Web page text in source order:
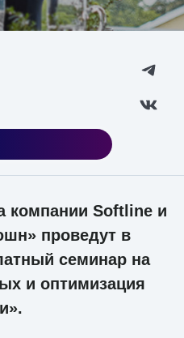
компании Softline и
проведут в
семинар на
и оптимизация